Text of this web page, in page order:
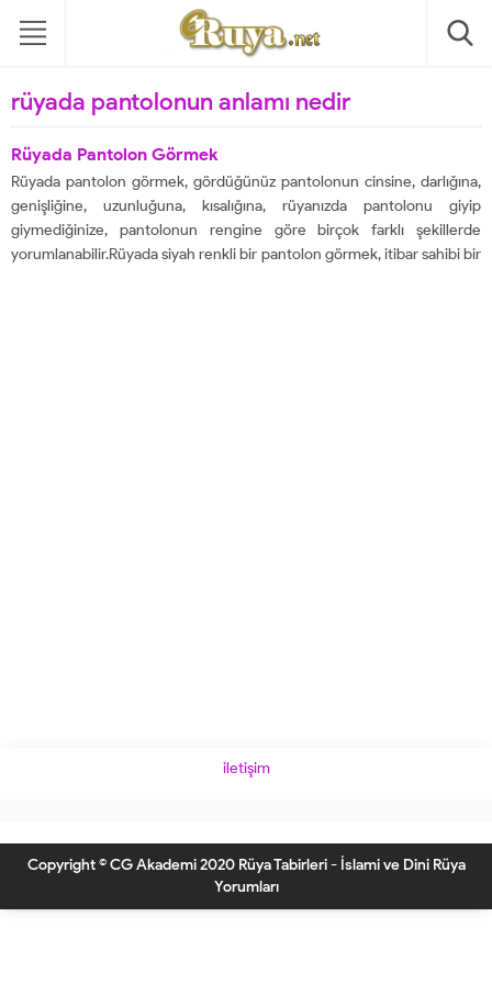
rüyada pantolonun anlamı nedir
Rüyada Pantolon Görmek
Rüyada pantolon görmek, gördüğünüz pantolonun cinsine, darlığına,
genişliğine, uzunluğuna, kısalığına, rüyanızda pantolonu giyip
giymediğinize, pantolonun rengine göre birçok farklı şekillerde
yorumlanabilir.Rüyada siyah renkli bir pantolon görmek, itibar sahibi bir
iletişim
Copyright © CG Akademi 2020 Rüya Tabirleri - İslami ve Dini Rüya
Yorumları